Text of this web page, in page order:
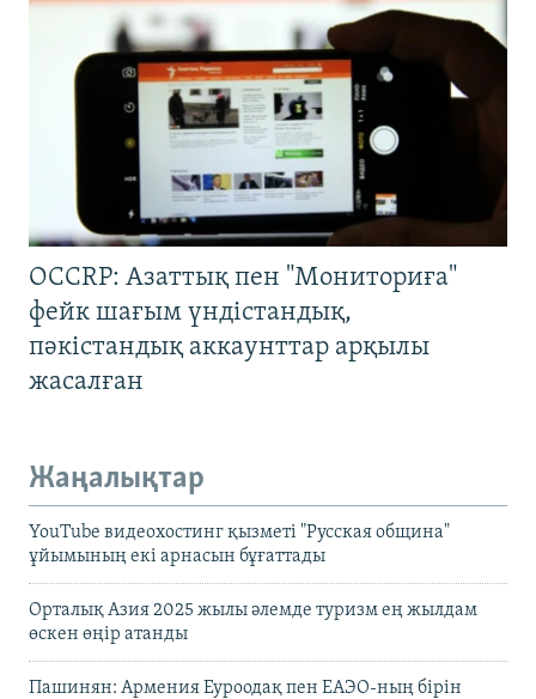
OCCRP: Азаттық пен "Мониториға"
фейк шағым үндістандық,
пәкістандық аккаунттар арқылы
жасалған
Жаңалықтар
YouTube видеохостинг қызметі "Русская община"
ұйымының екі арнасын бұғаттады
Орталық Азия 2025 жылы әлемде туризм ең жылдам
өскен өңір атанды
Пашинян: Армения Еуроодақ пен ЕАЭО-ның бірін